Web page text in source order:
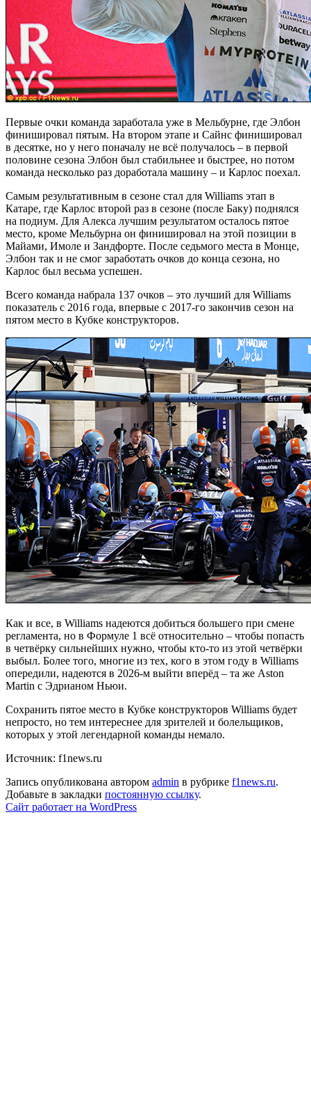
Первые очки команда заработала уже в Мельбурне, где Элбон
финишировал пятым. На втором этапе и Сайнс финишировал
в десятке, но у него поначалу не всё получалось – в первой
половине сезона Элбон был стабильнее и быстрее, но потом
команда несколько раз доработала машину – и Карлос поехал.
Самым результативным в сезоне стал для Williams этап в
Катаре, где Карлос второй раз в сезоне (после Баку) поднялся
на подиум. Для Алекса лучшим результатом осталось пятое
место, кроме Мельбурна он финишировал на этой позиции в
Майами, Имоле и Зандфорте. После седьмого места в Монце,
Элбон так и не смог заработать очков до конца сезона, но
Карлос был весьма успешен.
Всего команда набрала 137 очков – это лучший для Williams
показатель с 2016 года, впервые с 2017-го закончив сезон на
пятом место в Кубке конструкторов.
Как и все, в Williams надеются добиться большего при смене
регламента, но в Формуле 1 всё относительно – чтобы попасть
в четвёрку сильнейших нужно, чтобы кто-то из этой четвёрки
выбыл. Более того, многие из тех, кого в этом году в Williams
опередили, надеются в 2026-м выйти вперёд – та же Aston
Martin с Эдрианом Ньюи.
Сохранить пятое место в Кубке конструкторов Williams будет
непросто, но тем интереснее для зрителей и болельщиков,
которых у этой легендарной команды немало.
Источник: f1news.ru
Запись опубликована автором admin в рубрике f1news.ru.
Добавьте в закладки постоянную ссылку.
Сайт работает на WordPress